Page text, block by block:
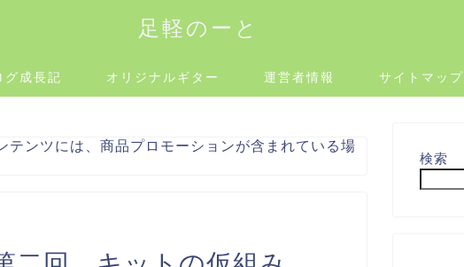
足軽のーと
グ成長記 オリジナルギター 運営者情報 サイトマップ
ンツには、商品プロモーションが含まれている場
検索